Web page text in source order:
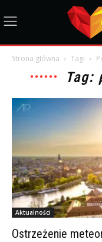
Strona główna Tagi
Tag:
Aktualności
Ostrzeżenie